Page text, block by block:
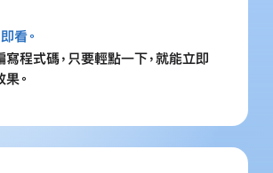
看。
程式碼，只要輕點一下，就能立即
。